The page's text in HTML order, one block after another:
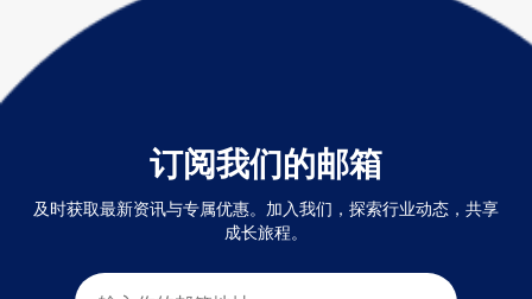
订阅我们的邮箱
及时获取最新资讯与专属优惠。加入我们，探索行业动态，共享
成长旅程。